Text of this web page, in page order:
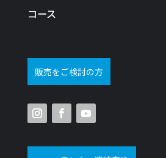
コース
販売をご検討の方